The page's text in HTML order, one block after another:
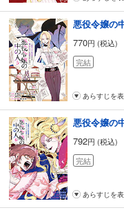
770円 (税込)
完結
あらすじを
792円 (税込)
完結
あらすじを